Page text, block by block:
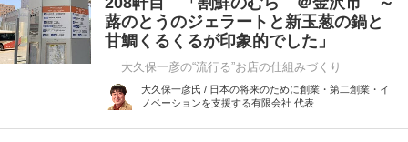
蕗のとうのジェラートと新玉葱の鍋と
甘鯛くるくるが印象的でした」
大久保一彦の“流行る”お店の仕組みづくり
大久保一彦氏 / 日本の将来のために創業・第二創業・イ
ノベーションを支援する有限会社 代表